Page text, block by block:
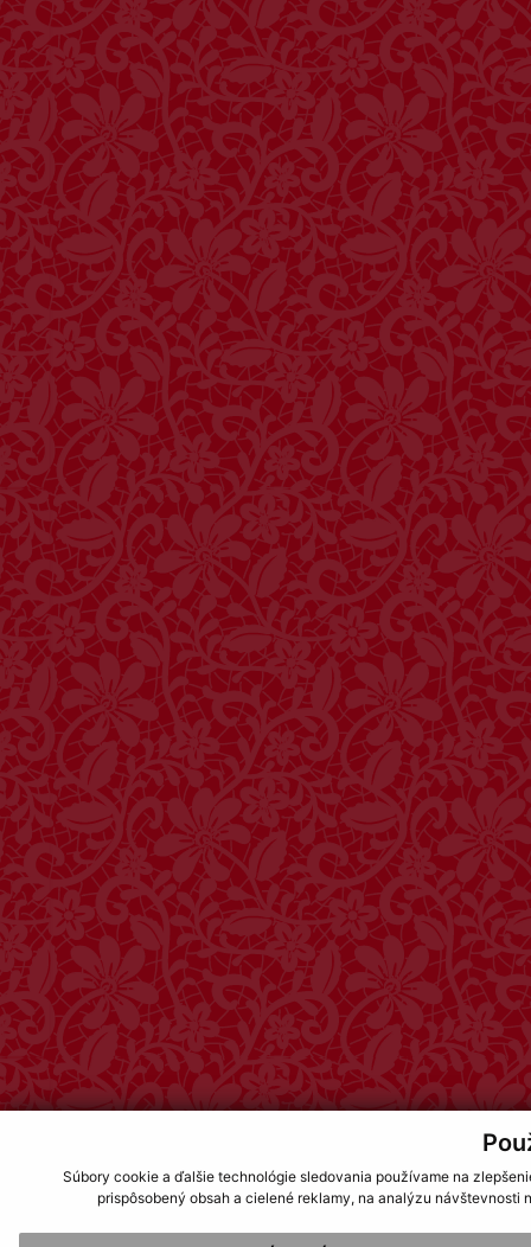
Súbory cookie a ďalšie technológie sledovania používame na
prispôsobený obsah a cielené reklamy, na analýzu